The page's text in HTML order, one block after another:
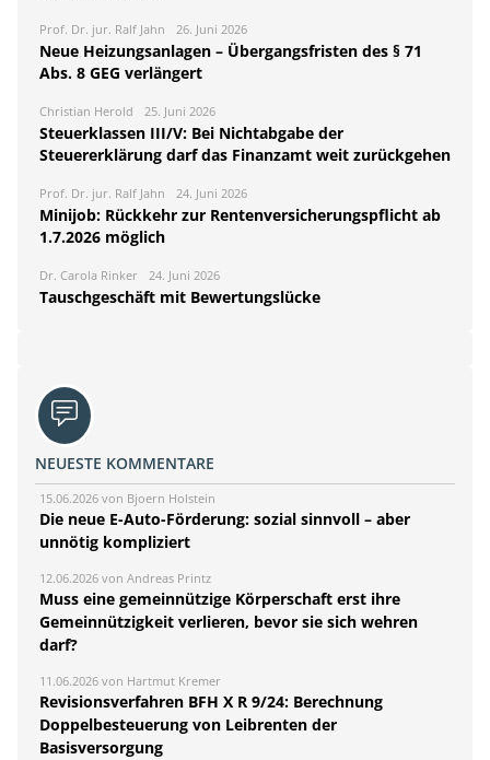
Prof. Dr. jur. Ralf Jahn 26. Juni 2026
Neue Heizungsanlagen – Übergangsfristen des § 71
Abs. 8 GEG verlängert
Christian Herold 25. Juni 2026
Steuerklassen III/V: Bei Nichtabgabe der
Steuererklärung darf das Finanzamt weit zurückgehen
Prof. Dr. jur. Ralf Jahn 24. Juni 2026
Minijob: Rückkehr zur Rentenversicherungspflicht ab
1.7.2026 möglich
Dr. Carola Rinker 24. Juni 2026
Tauschgeschäft mit Bewertungslücke
NEUESTE KOMMENTARE
15.06.2026 von Bjoern Holstein
Die neue E-Auto-Förderung: sozial sinnvoll – aber
unnötig kompliziert
12.06.2026 von Andreas Printz
Muss eine gemeinnützige Körperschaft erst ihre
Gemeinnützigkeit verlieren, bevor sie sich wehren
darf?
11.06.2026 von Hartmut Kremer
Revisionsverfahren BFH X R 9/24: Berechnung
Doppelbesteuerung von Leibrenten der
Basisversorgung